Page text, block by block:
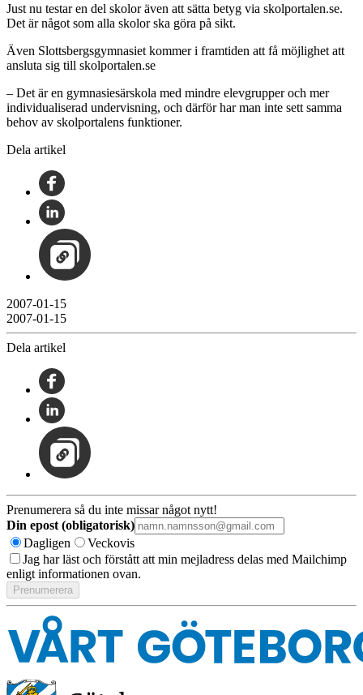
Just nu testar en del skolor även att sätta betyg via skolportalen.se.
Det är något som alla skolor ska göra på sikt.
Även Slottsbergsgymnasiet kommer i framtiden att få möjlighet att
ansluta sig till skolportalen.se
– Det är en gymnasiesärskola med mindre elevgrupper och mer
individualiserad undervisning, och därför har man inte sett samma
behov av skolportalens funktioner.
Dela artikel
2007-01-15
2007-01-15
Dela artikel
Prenumerera så du inte missar något nytt!
Din epost (obligatorisk)
Dagligen
Veckovis
Jag har läst och förstått att min mejladress delas med Mailchimp
enligt informationen ovan.